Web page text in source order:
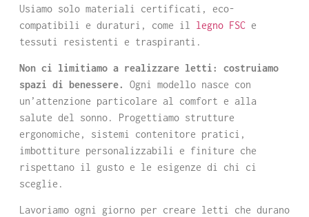
Usiamo solo materiali certificati, eco-
compatibili e duraturi, come il legno FSC e
tessuti resistenti e traspiranti.
Non ci limitiamo a realizzare letti: costruiamo
spazi di benessere.
Ogni modello nasce con
un’attenzione particolare al comfort e alla
salute del sonno. Progettiamo strutture
ergonomiche, sistemi contenitore pratici,
imbottiture personalizzabili e finiture che
rispettano il gusto e le esigenze di chi ci
sceglie.
Lavoriamo ogni giorno per creare letti che durano